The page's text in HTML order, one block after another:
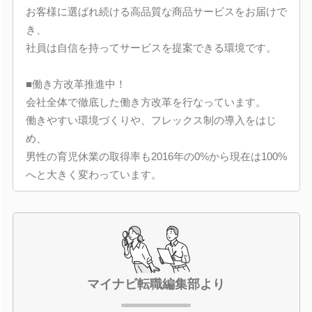
お客様に選ばれ続ける高品質な商品サービスをお届けで
き、
社員は自信を持ってサービスを提案できる環境です。
■働き方改革推進中！
会社全体で徹底した働き方改革を行なっています。
働きやすい環境づくりや、フレックス制の導入をはじ
め、
男性の育児休業の取得率も2016年の0%から現在は100%
へと大きく変わっています。
マイナビ転職編集部より